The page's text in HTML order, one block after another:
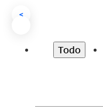
<
Todo